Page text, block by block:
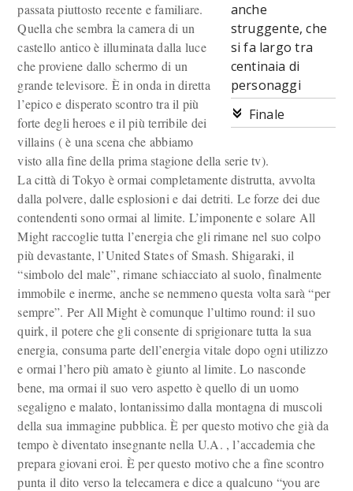
anche
struggente, che
si fa largo tra
centinaia di
personaggi
Finale
passata piuttosto recente e familiare.
Quella che sembra la camera di un
castello antico è illuminata dalla luce
che proviene dallo schermo di un
grande televisore. È in onda in diretta
l’epico e disperato scontro tra il più
forte degli heroes e il più terribile dei
villains ( è una scena che abbiamo
visto alla fine della prima stagione della serie tv).
La città di Tokyo è ormai completamente distrutta, avvolta
dalla polvere, dalle esplosioni e dai detriti. Le forze dei due
contendenti sono ormai al limite. L’imponente e solare All
Might raccoglie tutta l’energia che gli rimane nel suo colpo
più devastante, l’United States of Smash. Shigaraki, il
“simbolo del male”, rimane schiacciato al suolo, finalmente
immobile e inerme, anche se nemmeno questa volta sarà “per
sempre”. Per All Might è comunque l’ultimo round: il suo
quirk, il potere che gli consente di sprigionare tutta la sua
energia, consuma parte dell’energia vitale dopo ogni utilizzo
e ormai l’hero più amato è giunto al limite. Lo nasconde
bene, ma ormai il suo vero aspetto è quello di un uomo
segaligno e malato, lontanissimo dalla montagna di muscoli
della sua immagine pubblica. È per questo motivo che già da
tempo è diventato insegnante nella U.A. , l’accademia che
prepara giovani eroi. È per questo motivo che a fine scontro
punta il dito verso la telecamera e dice a qualcuno “you are